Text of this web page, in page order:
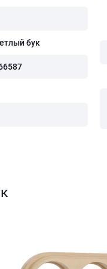
бук